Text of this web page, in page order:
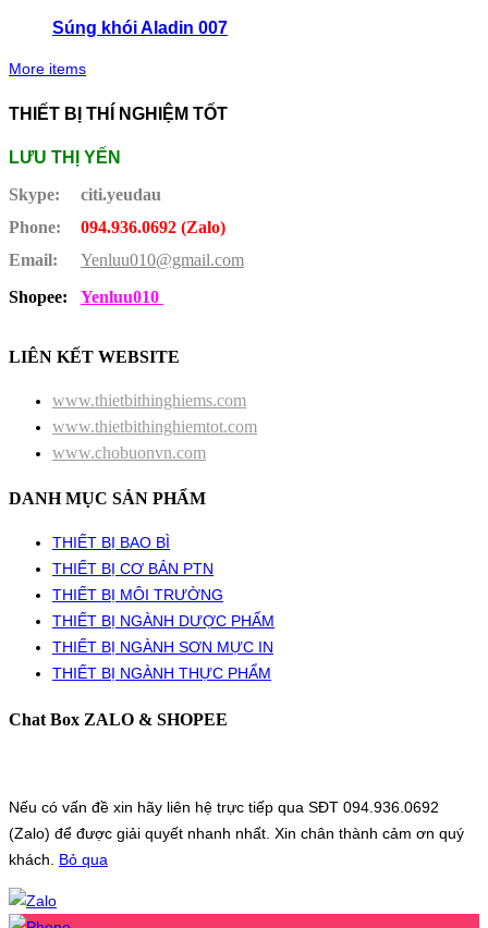
Súng khói Aladin 007
More items
THIẾT BỊ THÍ NGHIỆM TỐT
LƯU THỊ YẾN
Skype:
citi.yeudau
Phone:
094.936.0692 (Zalo)
Email:
Yenluu010@gmail.com
Shopee:
Yenluu010
LIÊN KẾT WEBSITE
www.thietbithinghiems.com
www.thietbithinghiemtot.com
www.chobuonvn.com
DANH MỤC SẢN PHẨM
THIẾT BỊ BAO BÌ
THIẾT BỊ CƠ BẢN PTN
THIẾT BỊ MÔI TRƯỜNG
THIẾT BỊ NGÀNH DƯỢC PHẨM
THIẾT BỊ NGÀNH SƠN MỰC IN
THIẾT BỊ NGÀNH THỰC PHẨM
Chat Box ZALO & SHOPEE
Nếu có vấn đề xin hãy liên hệ trực tiếp qua SĐT 094.936.0692
(Zalo) để được giải quyết nhanh nhất. Xin chân thành cảm ơn quý
khách. Bỏ qua